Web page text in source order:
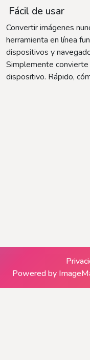
Fácil de usar
Convertir imágenes
herramienta en línea
dispositivos y
Simplemente
dispositivo. Rápido,
Powered by